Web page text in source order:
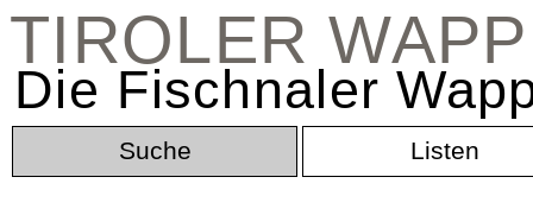
TIROLER
Die Fischnaler
Suche Listen